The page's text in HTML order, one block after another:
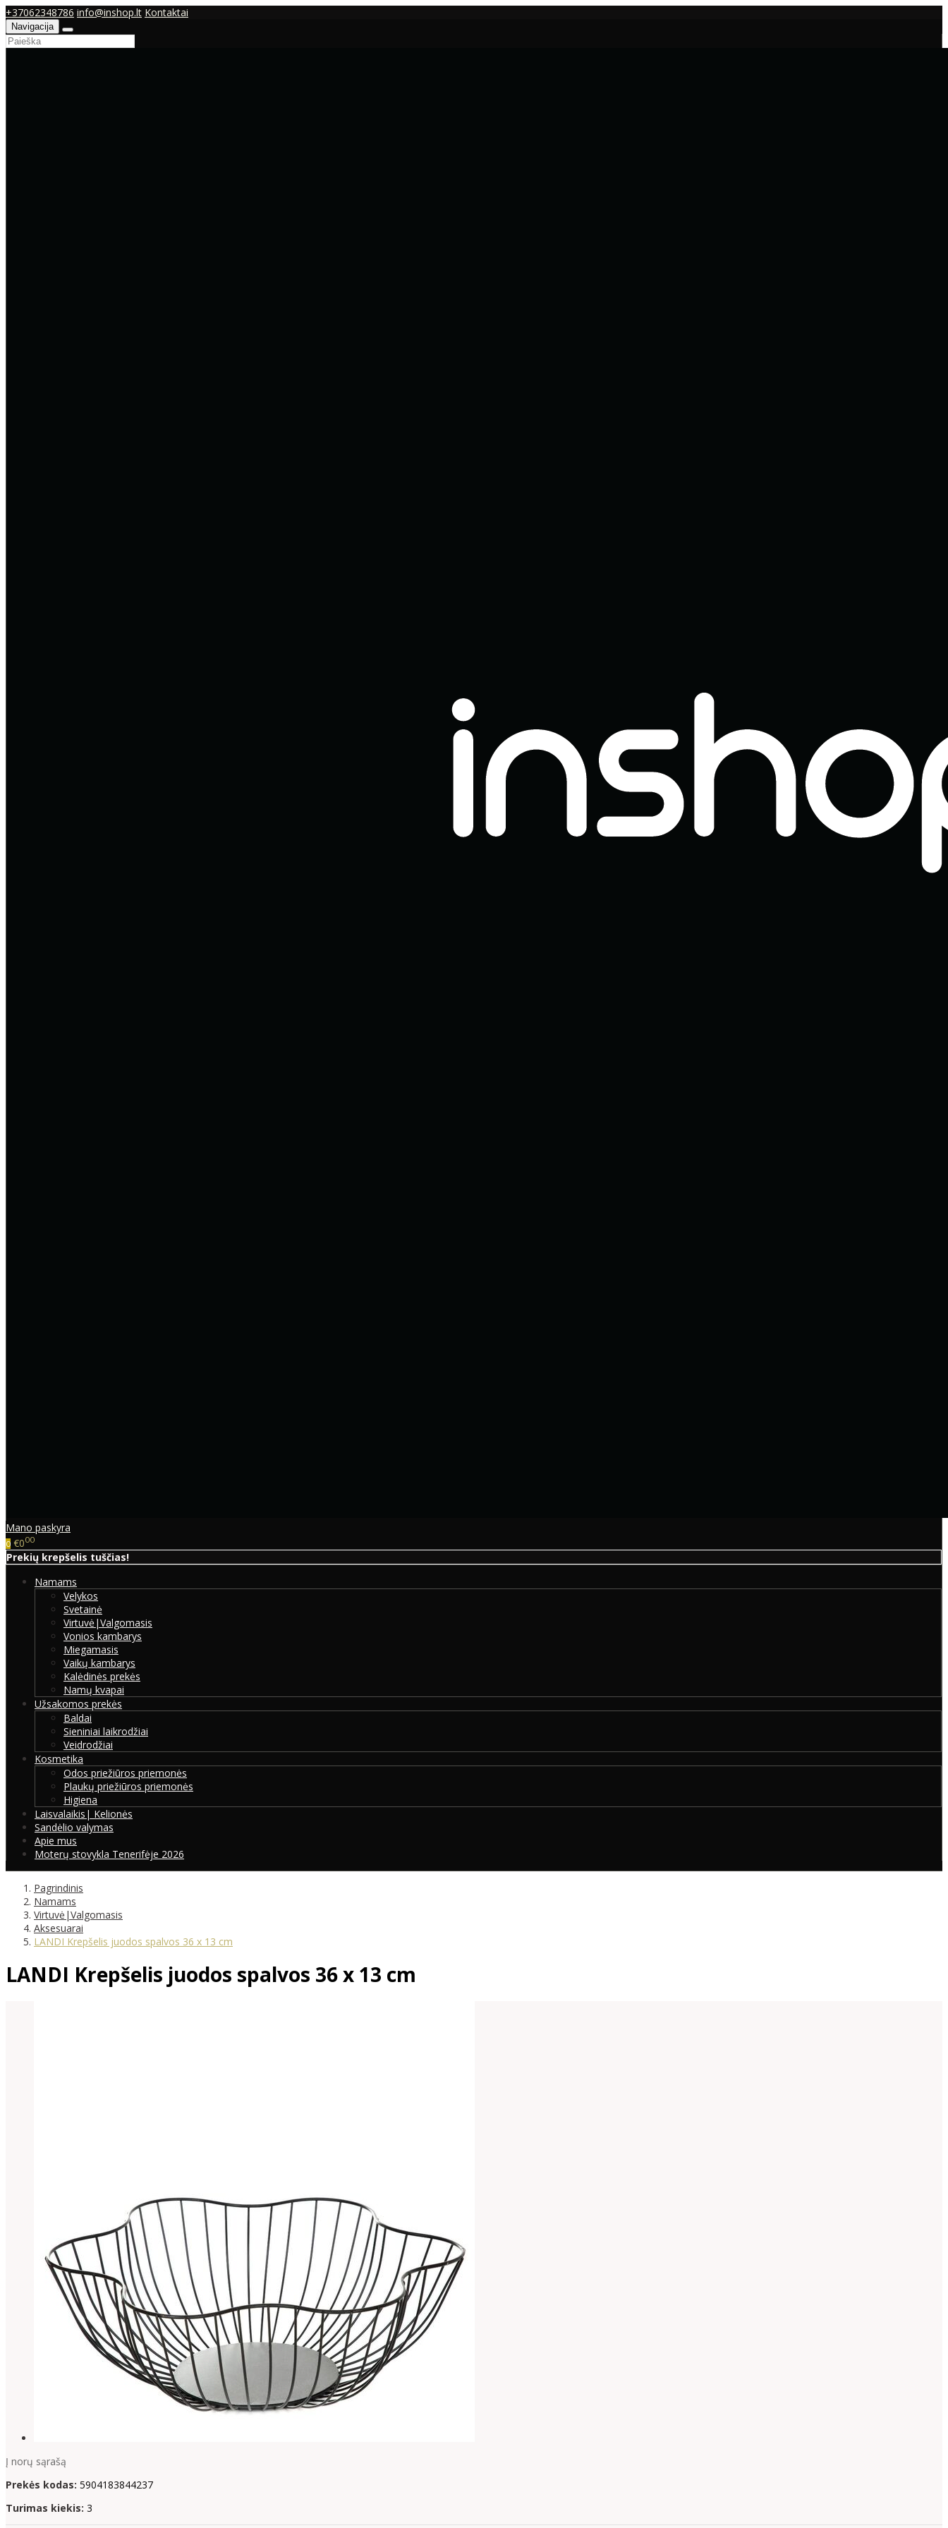
+37062348786 info@inshop.lt Kontaktai
Navigacija
Mano paskyra
0 €000
Prekių krepšelis tuščias!
Namams
Velykos
Svetainė
Virtuvė|Valgomasis
Vonios kambarys
Miegamasis
Vaikų kambarys
Kalėdinės prekės
Namų kvapai
Užsakomos prekės
Baldai
Sieniniai laikrodžiai
Veidrodžiai
Kosmetika
Odos priežiūros priemonės
Plaukų priežiūros priemonės
Higiena
Laisvalaikis| Kelionės
Sandėlio valymas
Apie mus
Moterų stovykla Tenerifėje 2026
Pagrindinis
Namams
Virtuvė|Valgomasis
Aksesuarai
LANDI Krepšelis juodos spalvos 36 x 13 cm
LANDI Krepšelis juodos spalvos 36 x 13 cm
Į norų sąrašą
Prekės kodas: 5904183844237
Turimas kiekis: 3